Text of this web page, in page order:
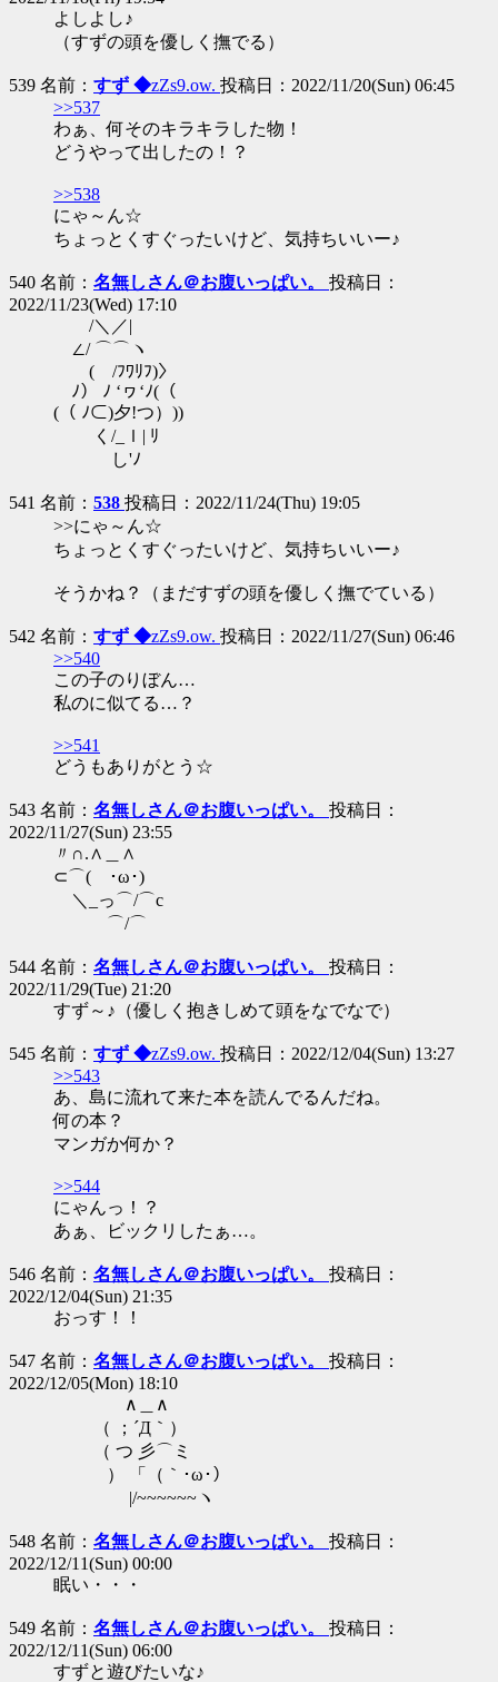
よしよし♪
（すずの頭を優しく撫でる）
539 名前： すず ◆zZs9.ow. 投稿日：2022/11/20(Sun) 06:45
>>537
わぁ、何そのキラキラした物！
どうやって出したの！？
>>538
にゃ～ん☆
ちょっとくすぐったいけど、気持ちいいー♪
540 名前： 名無しさん＠お腹いっぱい。 投稿日：
2022/11/23(Wed) 17:10
/＼／|
∠/ ⌒⌒ヽ
( /ﾌﾜﾘﾌ)〉
ﾉ） ﾉ ‘ヮ‘ﾉ(（
(（ ﾉ⊂)夕!つ）))
く/_ｌ| ﾘ
し'ﾉ
541 名前： 538 投稿日：2022/11/24(Thu) 19:05
>>にゃ～ん☆
ちょっとくすぐったいけど、気持ちいいー♪
そうかね？（まだすずの頭を優しく撫でている）
542 名前： すず ◆zZs9.ow. 投稿日：2022/11/27(Sun) 06:46
>>540
この子のりぼん…
私のに似てる…？
>>541
どうもありがとう☆
543 名前： 名無しさん＠お腹いっぱい。 投稿日：
2022/11/27(Sun) 23:55
〃∩.∧＿∧
⊂⌒( ･ω･)
＼_っ⌒/⌒c
⌒/⌒
544 名前： 名無しさん＠お腹いっぱい。 投稿日：
2022/11/29(Tue) 21:20
すず～♪（優しく抱きしめて頭をなでなで）
545 名前： すず ◆zZs9.ow. 投稿日：2022/12/04(Sun) 13:27
>>543
あ、島に流れて来た本を読んでるんだね。
何の本？
マンガか何か？
>>544
にゃんっ！？
あぁ、ビックリしたぁ…。
546 名前： 名無しさん＠お腹いっぱい。 投稿日：
2022/12/04(Sun) 21:35
おっす！！
547 名前： 名無しさん＠お腹いっぱい。 投稿日：
2022/12/05(Mon) 18:10
∧＿∧
（ ；´Д｀）
（ つ 彡⌒ミ
） 「（｀･ω･）
|/~~~~~~ヽ
548 名前： 名無しさん＠お腹いっぱい。 投稿日：
2022/12/11(Sun) 00:00
眠い・・・
549 名前： 名無しさん＠お腹いっぱい。 投稿日：
2022/12/11(Sun) 06:00
すずと遊びたいな♪